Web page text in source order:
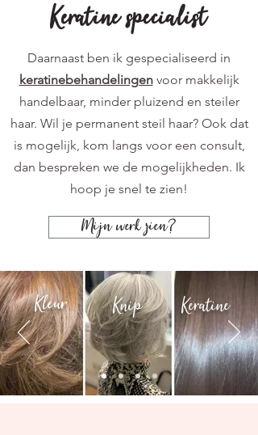
Keratine specialist
Daarnaast ben ik gespecialiseerd in
keratinebehandelingenvoor makkelijk
handelbaar, minder pluizend en steiler
haar. Wil je permanent steil haar? Ook dat
is mogelijk, kom langs voor een consult,
dan bespreken we de mogelijkheden. Ik
hoop je snel te zien!
Mijn werk zien?
Kleur Knip Keratine